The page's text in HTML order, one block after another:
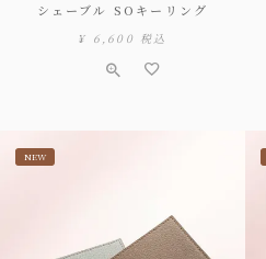
シェーブル SOキーリング
¥ 6,600 税込
NEW